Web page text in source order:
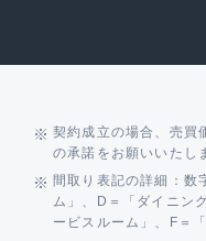
契約成立の場合、売
の承諾をお願いいたし
間取り表記の詳細：数
ム」、D＝「ダイニン
ービスルーム」、F＝